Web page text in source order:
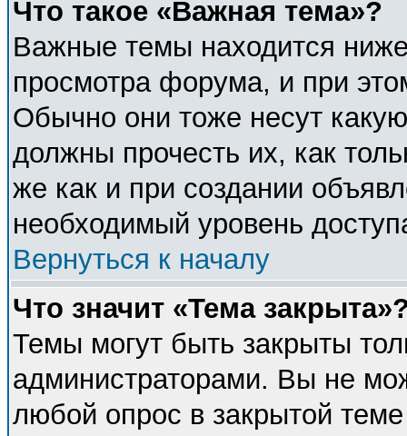
Что такое «Важная тема»?
Важные темы находится
просмотра форума, и при
Обычно они тоже несут
должны прочесть их, как
же как и при создании
необходимый уровень
Вернуться к началу
Что значит «Тема
Темы могут быть закрыты
администраторами. Вы не
любой опрос в закрытой